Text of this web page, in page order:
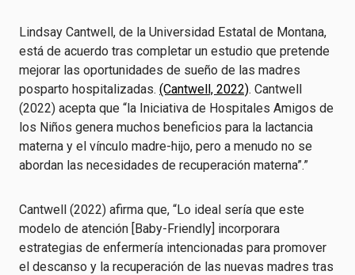
Lindsay Cantwell, de la Universidad Estatal de Montana,
está de acuerdo tras completar un estudio que pretende
mejorar las oportunidades de sueño de las madres
posparto hospitalizadas. (Cantwell, 2022). Cantwell
(2022) acepta que “la Iniciativa de Hospitales Amigos de
los Niños genera muchos beneficios para la lactancia
materna y el vínculo madre-hijo, pero a menudo no se
abordan las necesidades de recuperación materna”.”
Cantwell (2022) afirma que, “Lo ideal sería que este
modelo de atención [Baby-Friendly] incorporara
estrategias de enfermería intencionadas para promover
el descanso y la recuperación de las nuevas madres tras